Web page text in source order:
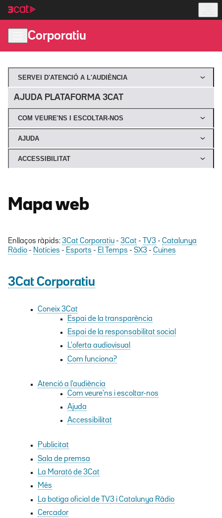
Anar
navegació
Anar
Corporatiu
SERVEI D'ATENCIÓ A L'AUDIÈNCIA
AJUDA PLATAFORMA 3CAT
COM VEURE'NS I ESCOLTAR-NOS
AJUDA
ACCESSIBILITAT
Mapa web
Enllaços ràpids: 3Cat Corporatiu - 3Cat - TV3 - Catalunya
Ràdio - Notícies - Esports - El Temps - SX3 - Cuines
3Cat Corporatiu
Coneix 3Cat
Espai de la transparència
Espai de la responsabilitat social
L'oferta audiovisual
Com funciona?
Atenció a l'audiència
Com veure'ns i escoltar-nos
Ajuda
Accessibilitat
Publicitat
Sala de premsa
La Marató de 3Cat
Més
Participacions,
Concursos
i
La botiga oficial de TV3 i Catalunya Ràdio
Cercador